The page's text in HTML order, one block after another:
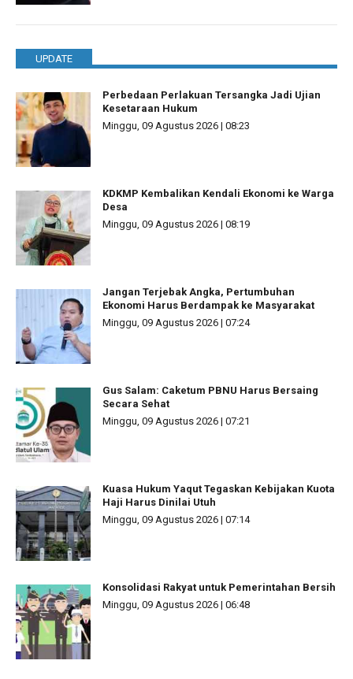
UPDATE
Perbedaan Perlakuan Tersangka Jadi Ujian
Kesetaraan Hukum
Minggu, 09 Agustus 2026 | 08:23
KDKMP Kembalikan Kendali Ekonomi ke Warga
Desa
Minggu, 09 Agustus 2026 | 08:19
Jangan Terjebak Angka, Pertumbuhan
Ekonomi Harus Berdampak ke Masyarakat
Minggu, 09 Agustus 2026 | 07:24
Gus Salam: Caketum PBNU Harus Bersaing
Secara Sehat
Minggu, 09 Agustus 2026 | 07:21
Kuasa Hukum Yaqut Tegaskan Kebijakan Kuota
Haji Harus Dinilai Utuh
Minggu, 09 Agustus 2026 | 07:14
Konsolidasi Rakyat untuk Pemerintahan Bersih
Minggu, 09 Agustus 2026 | 06:48